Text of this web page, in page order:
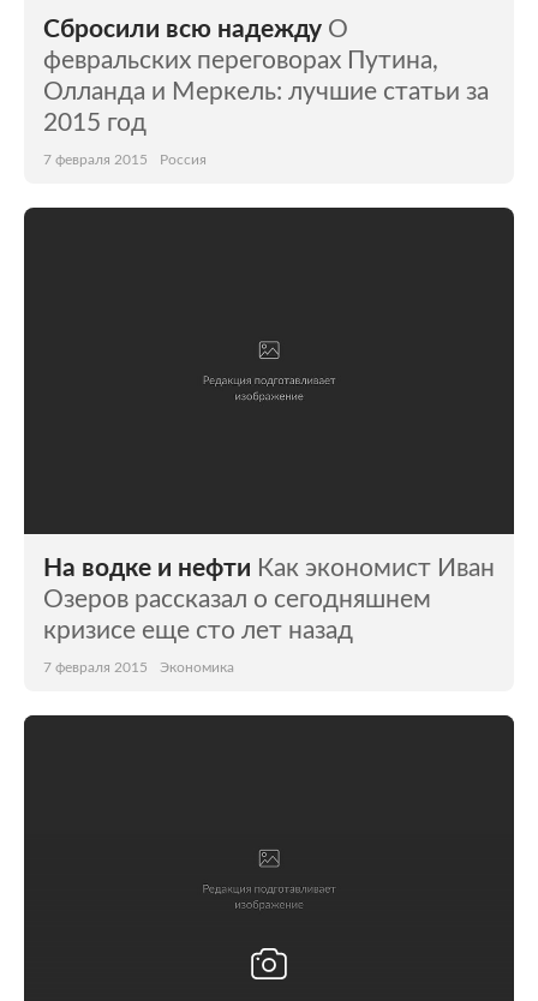
Сбросили всю надежду О
февральских переговорах Путина,
Олланда и Меркель: лучшие статьи за
2015 год
7 февраля 2015 Россия
На водке и нефти Как экономист Иван
Озеров рассказал о сегодняшнем
кризисе еще сто лет назад
7 февраля 2015 Экономика